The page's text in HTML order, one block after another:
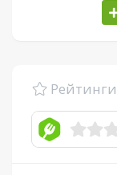
Рейтинги